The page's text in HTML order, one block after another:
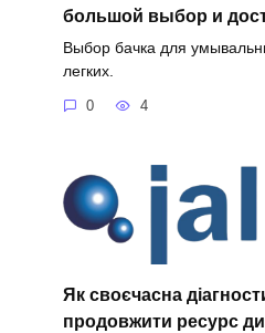
большой выбор и
Выбор бачка для
легких.
0 4
Як своєчасна
продовжити ресурс